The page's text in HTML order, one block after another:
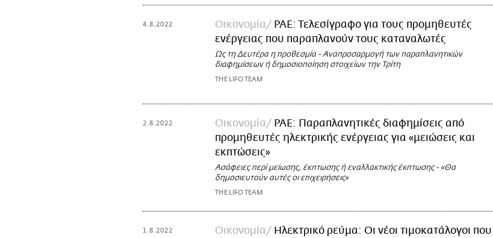
4.8.2022 Οικονομία
ΡΑΕ: Τελεσίγραφο για τους προμηθευτές
ενέργειας που παραπλανούν τους καταναλωτές
Ως τη Δευτέρα η προθεσμία - Αναπροσαρμογή των παραπλανητικών
διαφημίσεων ή δημοσιοποίηση στοιχείων την Τρίτη
THE LIFO TEAM
2.8.2022 Οικονομία
ΡΑΕ: Παραπλανητικές διαφημίσεις από
προμηθευτές ηλεκτρικής ενέργειας για «μειώσεις και
εκπτώσεις»
Ασάφειες περί μείωσης, έκπτωσης ή εναλλακτικής έκπτωσης - «Θα
δημοσιευτούν αυτές οι επιχειρήσεις»
THE LIFO TEAM
1.8.2022 Οικονομία
Ηλεκτρικό ρεύμα: Οι νέοι τιμοκατάλογοι που